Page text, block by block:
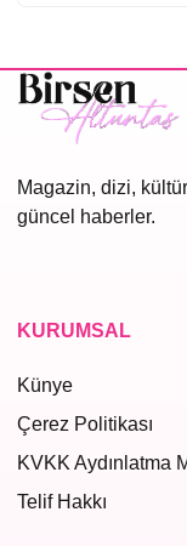
Magazin, dizi,
güncel haberler.
KURUMSAL
Künye
Çerez Politikası
KVKK Aydınlatma
Telif Hakkı